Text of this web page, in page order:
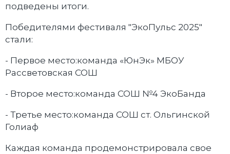
подведены итоги.
Победителями фестиваля "ЭкоПульс 2025"
стали:
- Первое место:команда «ЮнЭк» МБОУ
Рассветовская СОШ
- Второе место:команда СОШ №4 ЭкоБанда
- Третье место:команда СОШ ст. Ольгинской
Голиаф
Каждая команда продемонстрировала свое